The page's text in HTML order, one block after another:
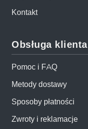
Kontakt
Obsługa klienta
Pomoc i FAQ
Metody dostawy
Sposoby płatności
Zwroty i reklamacje